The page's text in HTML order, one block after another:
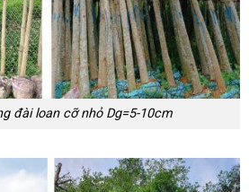
đài loan cỡ nhỏ Dg=5-10cm